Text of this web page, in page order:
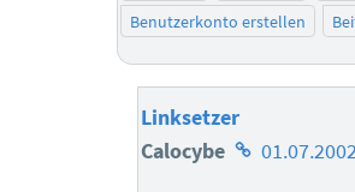
Benutzerkonto erstellen
Linksetzer
Calocybe Homepage